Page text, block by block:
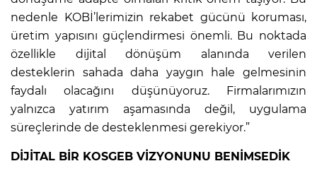
nedenle KOBİ’lerimizin rekabet gücünü koruması,
üretim yapısını güçlendirmesi önemli. Bu noktada
özellikle dijital dönüşüm alanında verilen
desteklerin sahada daha yaygın hale gelmesinin
faydalı olacağını düşünüyoruz. Firmalarımızın
yalnızca yatırım aşamasında değil, uygulama
süreçlerinde de desteklenmesi gerekiyor.”
DİJİTAL BİR KOSGEB VİZYONUNU BENİMSEDİK